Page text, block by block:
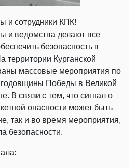
и сотрудники КПК!
и ведомства делают все
безопасность в
территории Курганской
массовые мероприятия по
Победы в Великой
В связи с тем, что сигнал о
опасности может быть
так и во время мероприятия,
безопасности.